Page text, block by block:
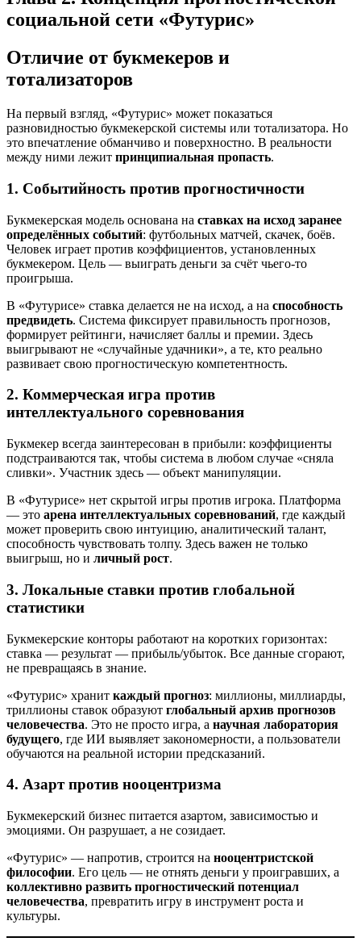
социальной сети «Футурис»
Отличие от букмекеров и
тотализаторов
На первый взгляд, «Футурис» может показаться
разновидностью букмекерской системы или тотализатора. Но
это впечатление обманчиво и поверхностно. В реальности
между ними лежит принципиальная пропасть.
1. Событийность против прогностичности
Букмекерская модель основана на ставках на исход заранее
определённых событий: футбольных матчей, скачек, боёв.
Человек играет против коэффициентов, установленных
букмекером. Цель — выиграть деньги за счёт чьего‑то
проигрыша.
В «Футурисе» ставка делается не на исход, а на способность
предвидеть. Система фиксирует правильность прогнозов,
формирует рейтинги, начисляет баллы и премии. Здесь
выигрывают не «случайные удачники», а те, кто реально
развивает свою прогностическую компетентность.
2. Коммерческая игра против
интеллектуального соревнования
Букмекер всегда заинтересован в прибыли: коэффициенты
подстраиваются так, чтобы система в любом случае «сняла
сливки». Участник здесь — объект манипуляции.
В «Футурисе» нет скрытой игры против игрока. Платформа
— это арена интеллектуальных соревнований, где каждый
может проверить свою интуицию, аналитический талант,
способность чувствовать толпу. Здесь важен не только
выигрыш, но и личный рост.
3. Локальные ставки против глобальной
статистики
Букмекерские конторы работают на коротких горизонтах:
ставка — результат — прибыль/убыток. Все данные сгорают,
не превращаясь в знание.
«Футурис» хранит каждый прогноз: миллионы, миллиарды,
триллионы ставок образуют глобальный архив прогнозов
человечества. Это не просто игра, а научная лаборатория
будущего, где ИИ выявляет закономерности, а пользователи
обучаются на реальной истории предсказаний.
4. Азарт против нооцентризма
Букмекерский бизнес питается азартом, зависимостью и
эмоциями. Он разрушает, а не созидает.
«Футурис» — напротив, строится на нооцентристской
философии. Его цель — не отнять деньги у проигравших, а
коллективно развить прогностический потенциал
человечества, превратить игру в инструмент роста и
культуры.